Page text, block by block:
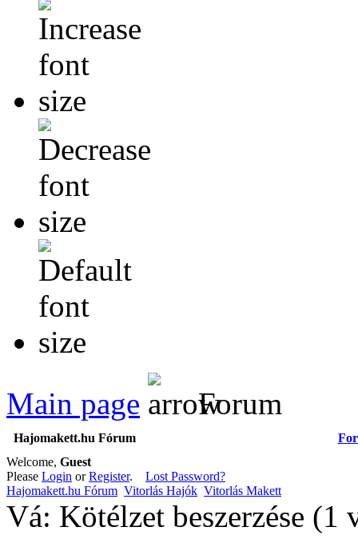
Main page Forum
Hajomakett.hu Fórum
Welcome, Guest
Please Login orRegister. Lost Password?
Hajomakett.hu Fórum Vitorlás Hajók Vitorlás Makett
Vá: Kötélzet beszerzése